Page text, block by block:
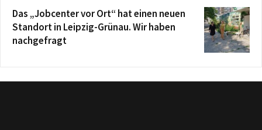
Das „Jobcenter vor Ort“ hat einen neuen
Standort in Leipzig-Grünau. Wir haben
nachgefragt